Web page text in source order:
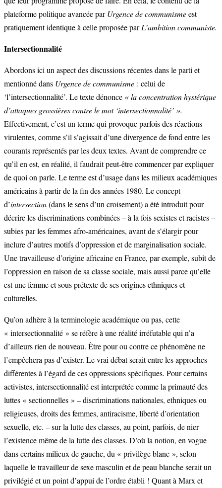
plateforme politique avancée parUrgence de communismeest
pratiquement identique à celle proposée parL’ambition communiste.
Intersectionnalité
Abordons ici un aspect des discussions récentes dans le parti et
mentionné dans Urgence de communisme : celui de
‘l’intersectionnalité’. Le texte dénonce « la concentration hystérique
d’attaques grossières contre le mot ‘intersectionnalité’ ».
Effectivement, c’est un terme qui provoque parfois des réactions
virulentes, comme s’il s’agissait d’une divergence de fond entre les
courants représentés par les deux textes. Avant de comprendre ce
qu’il en est, en réalité, il faudrait peut-être commencer par expliquer
de quoi on parle. Le terme est d’usage dans les milieux académiques
américains à partir de la fin des années 1980. Le concept
d’intersection(dans le sens d’un croisement) a été introduit pour
décrire les discriminations combinées – à la fois sexistes et racistes –
subies par les femmes afro-américaines, avant de s’élargir pour
inclure d’autres motifs d’oppression et de marginalisation sociale.
Une travailleuse d’origine africaine en France, par exemple, subit de
l’oppression en raison de sa classe sociale, mais aussi parce qu’elle
est une femme et sous prétexte de ses origines ethniques et
culturelles.
Qu’on adhère à la terminologie académique ou pas, cette
« intersectionnalité » se réfère à une réalité irréfutable qui n’a
d’ailleurs rien de nouveau. Être pour ou contre ce phénomène ne
l’empêchera pas d’exister. Le vrai débat serait entre les approches
différentes à l’égard de ces oppressions spécifiques. Pour certains
activistes, intersectionnalité est interprétée comme la primauté des
luttes « sectionnelles » – discriminations nationales, ethniques ou
religieuses, droits des femmes, antiracisme, liberté d’orientation
sexuelle, etc. – sur la lutte des classes, au point, parfois, de nier
l’existence même de la lutte des classes. D’où la notion, en vogue
dans certains milieux de gauche, du « privilège blanc », selon
laquelle le travailleur de sexe masculin et de peau blanche serait un
privilégié et un point d’appui de l’ordre établi ! Quant à Marx et